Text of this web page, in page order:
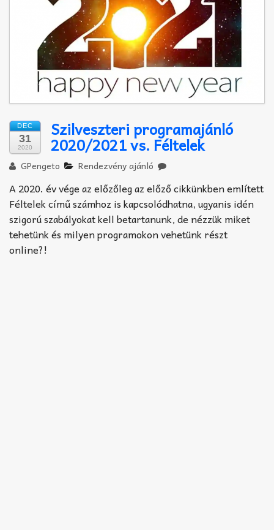
Improvizáció
DEC
31
2020
Szilveszteri programajánló
2020/2021 vs. Féltelek
GPengeto Rendezvény ajánló
A 2020. év vége az előzőleg az előző cikkünkben említett
Féltelek című számhoz is kapcsolódhatna, ugyanis idén
szigorú szabályokat kell betartanunk, de nézzük miket
tehetünk és milyen programokon vehetünk részt
online?!